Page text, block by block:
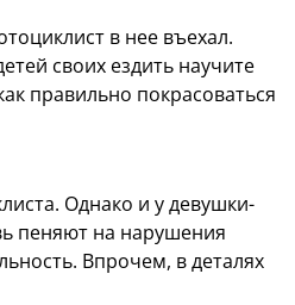
в нее въехал.
своих ездить научите
правильно покрасоваться
Однако и у девушки-
пеняют на нарушения
Впрочем, в деталях